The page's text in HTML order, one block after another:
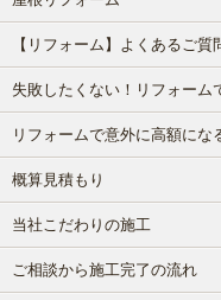
【リフォーム】よくあるご質
失敗したくない！リフォーム
リフォームで意外に高額に
概算見積もり
当社こだわりの施工
ご相談から施工完了の流れ